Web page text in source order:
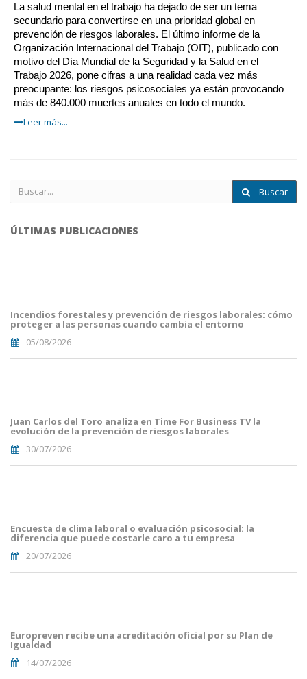
La salud mental en el trabajo ha dejado de ser un tema
secundario para convertirse en una prioridad global en
prevención de riesgos laborales. El último informe de la
Organización Internacional del Trabajo (OIT), publicado con
motivo del Día Mundial de la Seguridad y la Salud en el
Trabajo 2026, pone cifras a una realidad cada vez más
preocupante: los riesgos psicosociales ya están provocando
más de 840.000 muertes anuales en todo el mundo.
Leer más...
Buscar
ÚLTIMAS PUBLICACIONES
Incendios forestales y prevención de riesgos laborales: cómo
proteger a las personas cuando cambia el entorno
05/08/2026
Juan Carlos del Toro analiza en Time For Business TV la
evolución de la prevención de riesgos laborales
30/07/2026
(56).png
Encuesta de clima laboral o evaluación psicosocial: la
diferencia que puede costarle caro a tu empresa
20/07/2026
(50).png
Europreven recibe una acreditación oficial por su Plan de
Igualdad
14/07/2026